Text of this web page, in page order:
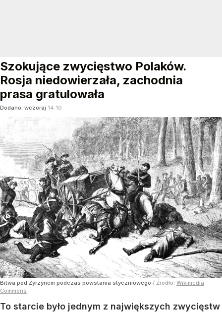
Szokujące zwycięstwo Polaków.
Rosja niedowierzała, zachodnia
prasa gratulowała
Dodano: wczoraj 14:10
Bitwa pod Żyrzynem podczas powstania styczniowego / Źródło: Wikimedia
Commons
To starcie było jednym z największych zwycięstw